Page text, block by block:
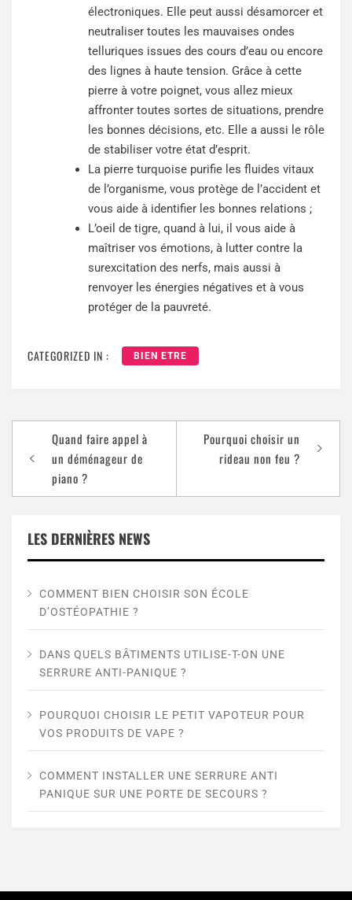
électroniques. Elle peut aussi désamorcer et
neutraliser toutes les mauvaises ondes
telluriques issues des cours d’eau ou encore
des lignes à haute tension. Grâce à cette
pierre à votre poignet, vous allez mieux
affronter toutes sortes de situations, prendre
les bonnes décisions, etc. Elle a aussi le rôle
de stabiliser votre état d’esprit.
La pierre turquoise purifie les fluides vitaux
de l’organisme, vous protège de l’accident et
vous aide à identifier les bonnes relations ;
L’oeil de tigre, quand à lui, il vous aide à
maîtriser vos émotions, à lutter contre la
surexcitation des nerfs, mais aussi à
renvoyer les énergies négatives et à vous
protéger de la pauvreté.
CATEGORIZED IN : BIEN ETRE
Quand faire appel à
un déménageur de
piano ?
Pourquoi choisir un
rideau non feu ?
LES DERNIÈRES NEWS
COMMENT BIEN CHOISIR SON ÉCOLE
D’OSTÉOPATHIE ?
DANS QUELS BÂTIMENTS UTILISE-T-ON UNE
SERRURE ANTI-PANIQUE ?
POURQUOI CHOISIR LE PETIT VAPOTEUR POUR
VOS PRODUITS DE VAPE ?
COMMENT INSTALLER UNE SERRURE ANTI
PANIQUE SUR UNE PORTE DE SECOURS ?